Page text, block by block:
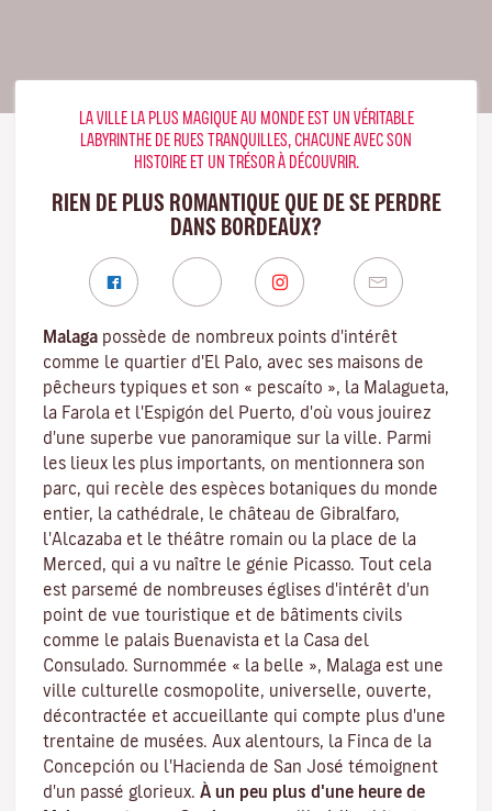
LA VILLE LA PLUS MAGIQUE AU MONDE EST UN VÉRITABLE
LABYRINTHE DE RUES TRANQUILLES, CHACUNE AVEC SON
HISTOIRE ET UN TRÉSOR À DÉCOUVRIR.
RIEN DE PLUS ROMANTIQUE QUE DE SE PERDRE
DANS BORDEAUX?
Malaga possède de nombreux points d'intérêt
comme le quartier d'El Palo, avec ses maisons de
pêcheurs typiques et son « pescaíto », la Malagueta,
la Farola et l'Espigón del Puerto, d'où vous jouirez
d'une superbe vue panoramique sur la ville. Parmi
les lieux les plus importants, on mentionnera son
parc, qui recèle des espèces botaniques du monde
entier, la cathédrale, le château de Gibralfaro,
l'Alcazaba et le théâtre romain ou la place de la
Merced, qui a vu naître le génie Picasso. Tout cela
est parsemé de nombreuses églises d'intérêt d'un
point de vue touristique et de bâtiments civils
comme le palais Buenavista et la Casa del
Consulado. Surnommée « la belle », Malaga est une
ville culturelle cosmopolite, universelle, ouverte,
décontractée et accueillante qui compte plus d'une
trentaine de musées. Aux alentours, la Finca de la
Concepción ou l'Hacienda de San José témoignent
d'un passé glorieux. À un peu plus d'une heure de